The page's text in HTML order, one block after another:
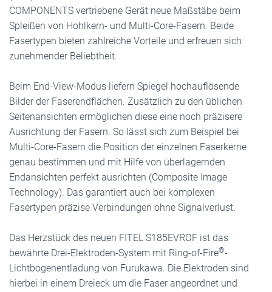
COMPONENTS vertriebene Gerät neue Maßstäbe beim
Spleißen von Hohlkern- und Multi-Core-Fasern. Beide
Fasertypen bieten zahlreiche Vorteile und erfreuen sich
zunehmender Beliebtheit.
Beim End-View-Modus liefern Spiegel hochauflösende
Bilder der Faserendflächen. Zusätzlich zu den üblichen
Seitenansichten ermöglichen diese eine noch präzisere
Ausrichtung der Fasern. So lässt sich zum Beispiel bei
Multi-Core-Fasern die Position der einzelnen Faserkerne
genau bestimmen und mit Hilfe von überlagernden
Endansichten perfekt ausrichten (Composite Image
Technology). Das garantiert auch bei komplexen
Fasertypen präzise Verbindungen ohne Signalverlust.
Das Herzstück des neuen FITEL S185EVROF ist das
bewährte Drei-Elektroden-System mit Ring-of-Fire®-
Lichtbogenentladung von Furukawa. Die Elektroden sind
hierbei in einem Dreieck um die Faser angeordnet und